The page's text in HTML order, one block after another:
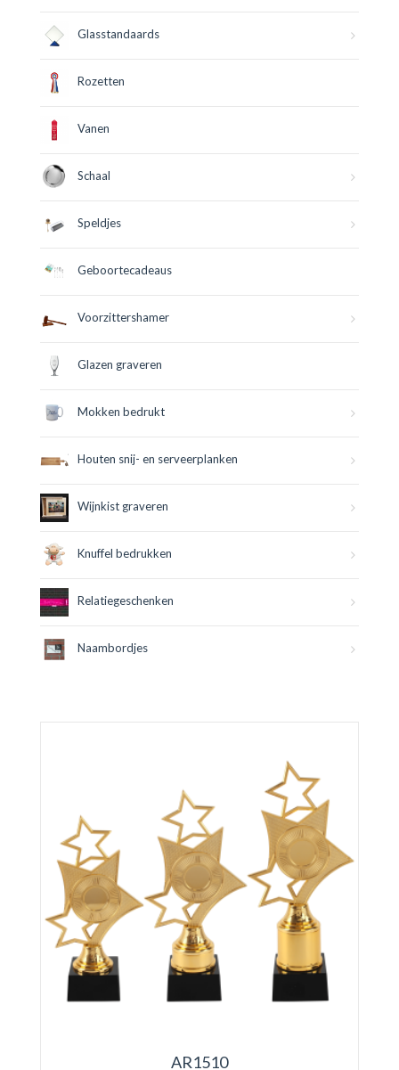
Glasstandaards
Rozetten
Vanen
Schaal
Speldjes
Geboortecadeaus
Voorzittershamer
Glazen graveren
Mokken bedrukt
Houten snij- en serveerplanken
Wijnkist graveren
Knuffel bedrukken
Relatiegeschenken
Naambordjes
AR1510